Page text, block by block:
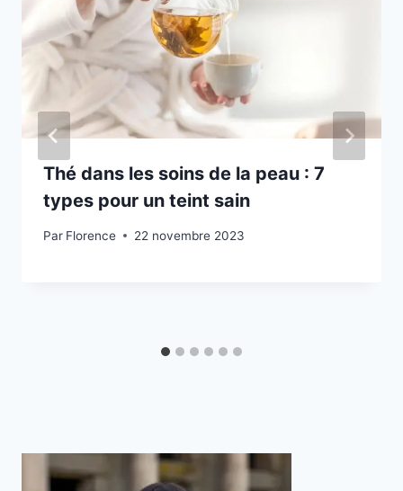
Thé dans les soins de la peau : 7
types pour un teint sain
Par Florence 22 novembre 2023